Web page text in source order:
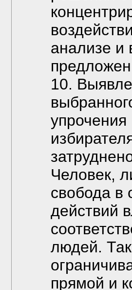
анализе и
10.
Человек,
свобода в
действий
людей.
прямой и